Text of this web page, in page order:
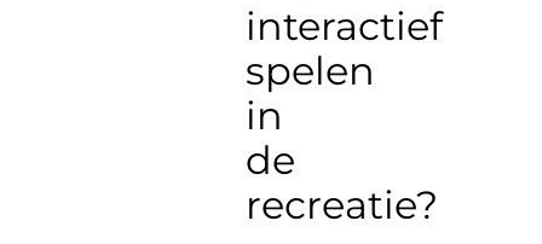
interactief
spelen
in
de
recreatie?